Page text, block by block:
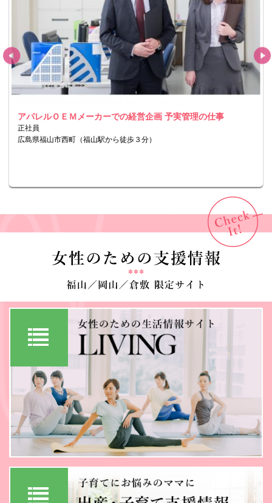
アパレルＯＥＭメーカーでの経営企画 予実管理の仕事
正社員
広島県福山市西町（福山駅から徒歩３分）